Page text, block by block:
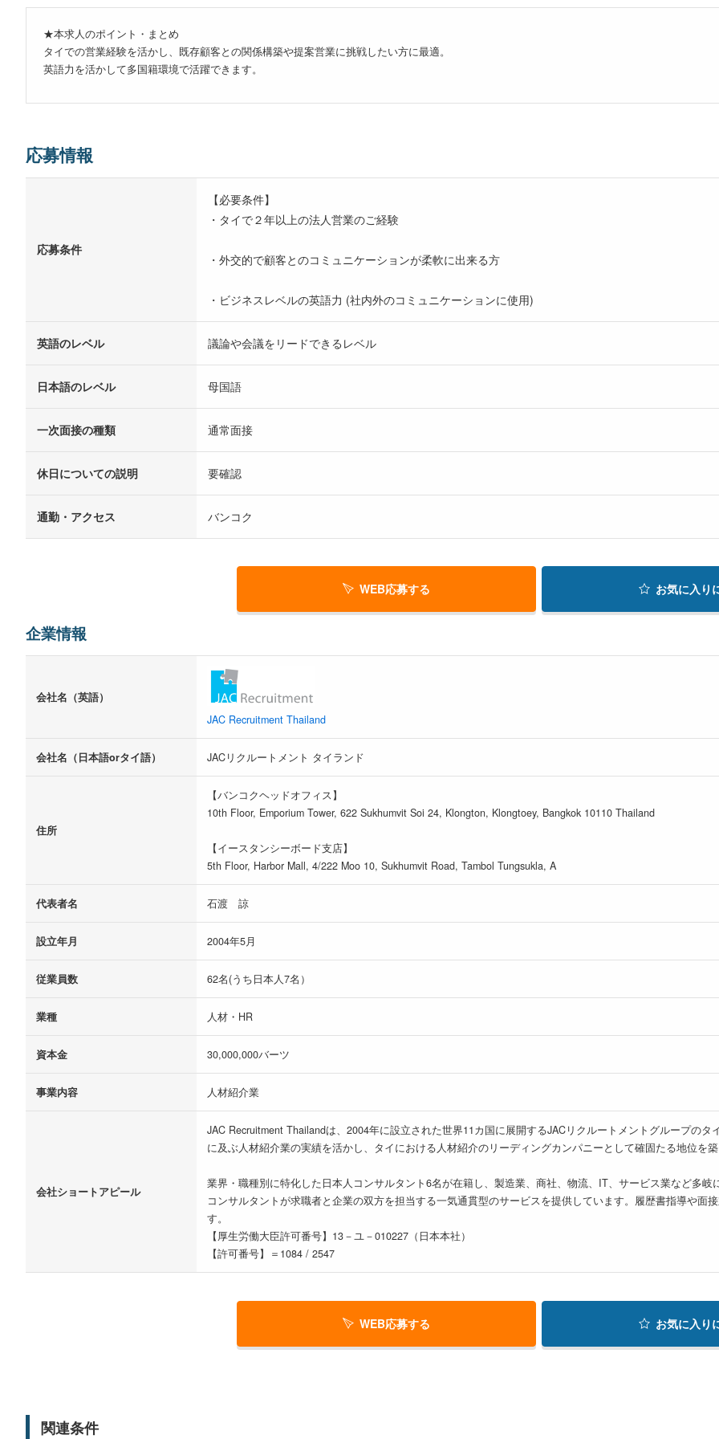
★本求人のポイント・まとめ
タイでの営業経験を活かし、既存顧客との関係構築や提案営業に挑戦したい方に最適。
英語力を活かして多国籍環境で活躍できます。
応募情報
応募条件
【必要条件】
・タイで２年以上の法人営業のご経験
・外交的で顧客とのコミュニケーションが柔軟に出来る方
・ビジネスレベルの英語力 (社内外のコミュニケーションに使用)
英語のレベル 議論や会議をリードできるレベル
日本語のレベル 母国語
一次面接の種類 通常面接
休日についての説明 要確認
通勤・アクセス バンコク
WEB応募する お気に入り
企業情報
会社名（英語）
JAC Recruitment Thailand
会社名（日本語orタイ語） JACリクルートメント タイランド
住所
【バンコクヘッドオフィス】
10th Floor, Emporium Tower, 622 Sukhumvit Soi 24, Klongton, Klongtoey, Bangkok 10110 Thailand
【イースタンシーボード支店】
5th Floor, Harbor Mall, 4/222 Moo 10, Sukhumvit Road, Tambol Tungsukla, A
代表者名 石渡 諒
設立年月 2004年5月
従業員数 62名(うち日本人7名）
業種 人材・HR
資本金 30,000,000バーツ
事業内容 人材紹介業
会社ショートアピール
JAC Recruitment Thailandは、2004年に設立された世界11カ国に展開するJACリクルートメントグループの
に及ぶ人材紹介業の実績を活かし、タイにおける人材紹介のリーディングカンパニーとして確固たる地位を
業界・職種別に特化した日本人コンサルタント6名が在籍し、製造業、商社、物流、IT、サービス業など多
コンサルタントが求職者と企業の双方を担当する一気通貫型のサービスを提供しています。履歴書指導や面
す。
【厚生労働大臣許可番号】13－ユ－010227（日本本社）
【許可番号】＝1084 / 2547
WEB応募する お気に入り
関連条件